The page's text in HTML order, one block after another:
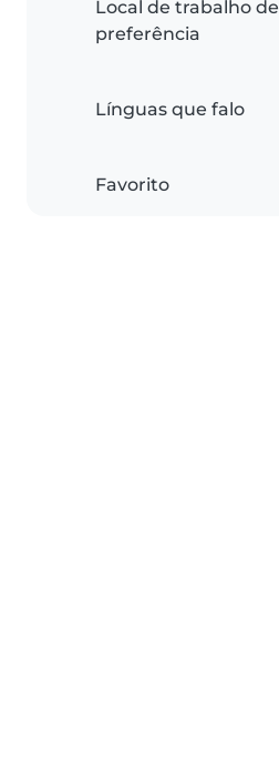
Local de trabalho de
preferência
Línguas que falo
Favorito